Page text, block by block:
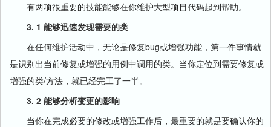
有两项很重要的技能能够在你维护大型项目代码起到帮助。
3. 1 能够迅速发现需要的类
在任何维护活动中，无论是修复bug或增强功能，第一件事情就
是识别出当前修复或增强的用例中调用的类。当你定位到需要修复或
增强的类/方法，就已经完工了一半。
3. 2 能够分析变更的影响
当你在完成必要的修改或增强工作后，最重要的就是要确认你的